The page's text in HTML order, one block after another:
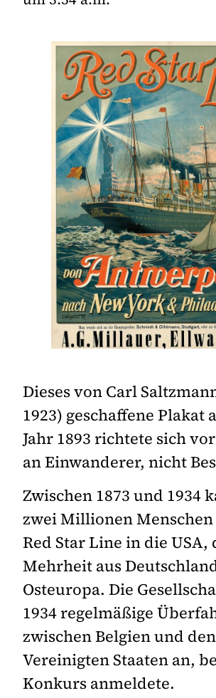
Dieses von Carl
1923) geschaffene Plakat
Jahr 1893 richtete sich
an Einwanderer, nicht
Zwischen 1873 und 1934
zwei Millionen
Red Star Line in die USA,
Mehrheit aus
Osteuropa. Die
1934 regelmäßige
zwischen Belgien und den
Vereinigten Staaten an,
Konkurs anmeldete.